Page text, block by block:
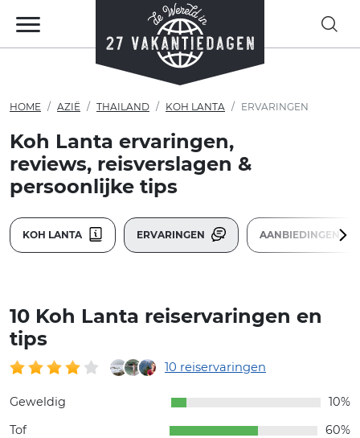
HOME AZIË THAILAND KOH LANTA ERVARINGEN
Koh Lanta ervaringen,
reviews, reisverslagen &
persoonlijke tips
KOH LANTA ERVARINGEN AANBIEDINGEN
10 Koh Lanta reiservaringen en
tips
10 reiservaringen
Geweldig
10%
Tof
60%